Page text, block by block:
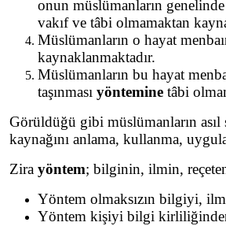
onun müslümanların genelinde
vakıf ve tâbi olmamaktan
Müslümanların o hayat
kaynaklanmaktadır.
Müslümanların bu hayat
taşınması yöntemine tâbi
Görüldüğü gibi müslümanların
kaynağını anlama, kullanma,
Zira yöntem; bilginin, ilmin,
Yöntem olmaksızın bilgiyi,
Yöntem kişiyi bilgi